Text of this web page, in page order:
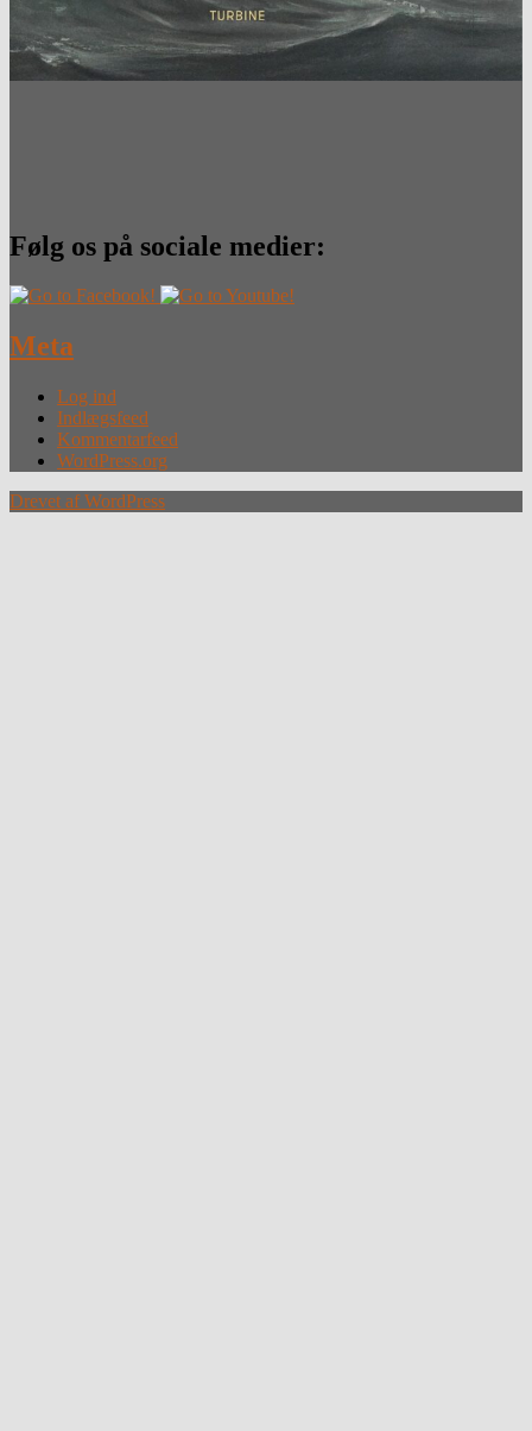
Følg os på sociale medier:
Meta
Log ind
Indlægsfeed
Kommentarfeed
WordPress.org
Drevet af WordPress